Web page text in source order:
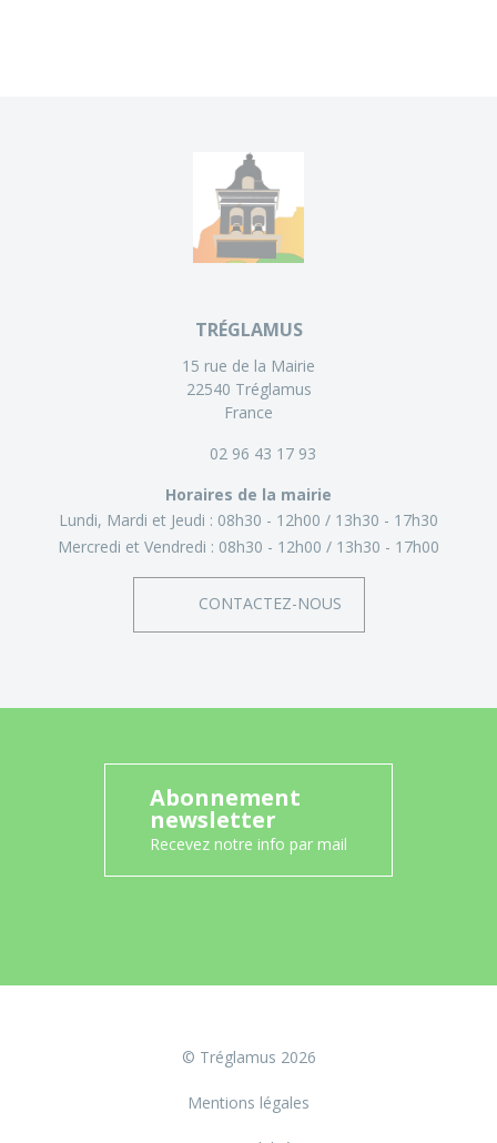
TRÉGLAMUS
15 rue de la Mairie
22540 Tréglamus
France
02 96 43 17 93
Horaires de la mairie
Lundi, Mardi et Jeudi : 08h30 - 12h00
13h30 - 17h30
Mercredi et Vendredi : 08h30 - 12h00 13h30 - 17h00
CONTACTEZ-NOUS
Abonnement
newsletter
Recevez notre info par mail
© Tréglamus 2026
Mentions légales